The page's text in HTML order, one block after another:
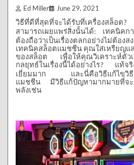
Ed Miller June 29, 2021
วิธีที่ดีที่สุดที่จะได้รับที่เครื่องสล็อต?
สามารถเผยแพร่สิ่งนั้นได้: เทคนิคก
ต้องถือว่าเป็นเรื่องตลกอย่างไม่ต้องส
เทคนิคสล็อตแมชชีน คุณใส่เหรียญแ
ของสล็อต
เพื่อให้คุณวิเคราะห์ตัว
กลยุทธ์ในเรื่องนี้ได้อย่างไร? แท้จ
เยี่ยมมาก
และนี่คือวิธีแก้ไขวิ
แมชชีน
มีวิธีแก้ปัญหามากมายที่จ
พลังเช่น